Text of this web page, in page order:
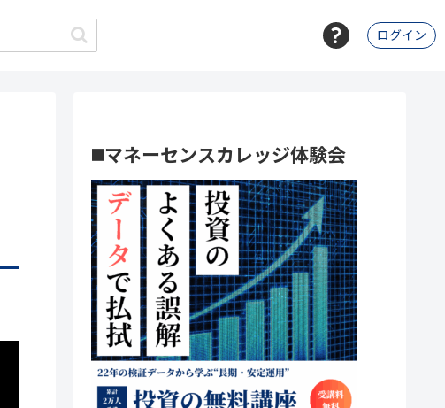
ログイン
◼️マネーセンスカレッジ体験会